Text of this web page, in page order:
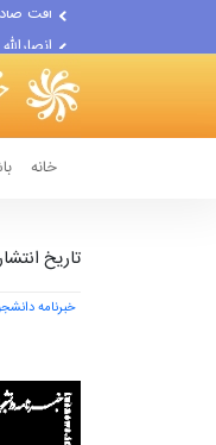
حادثه
خانه
تاریخ انتشار: شنبه
خبرنامه